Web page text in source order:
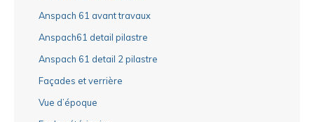
Anspach 61 avant travaux
Anspach61 detail pilastre
Anspach 61 detail 2 pilastre
Façades et verrière
Vue d’époque